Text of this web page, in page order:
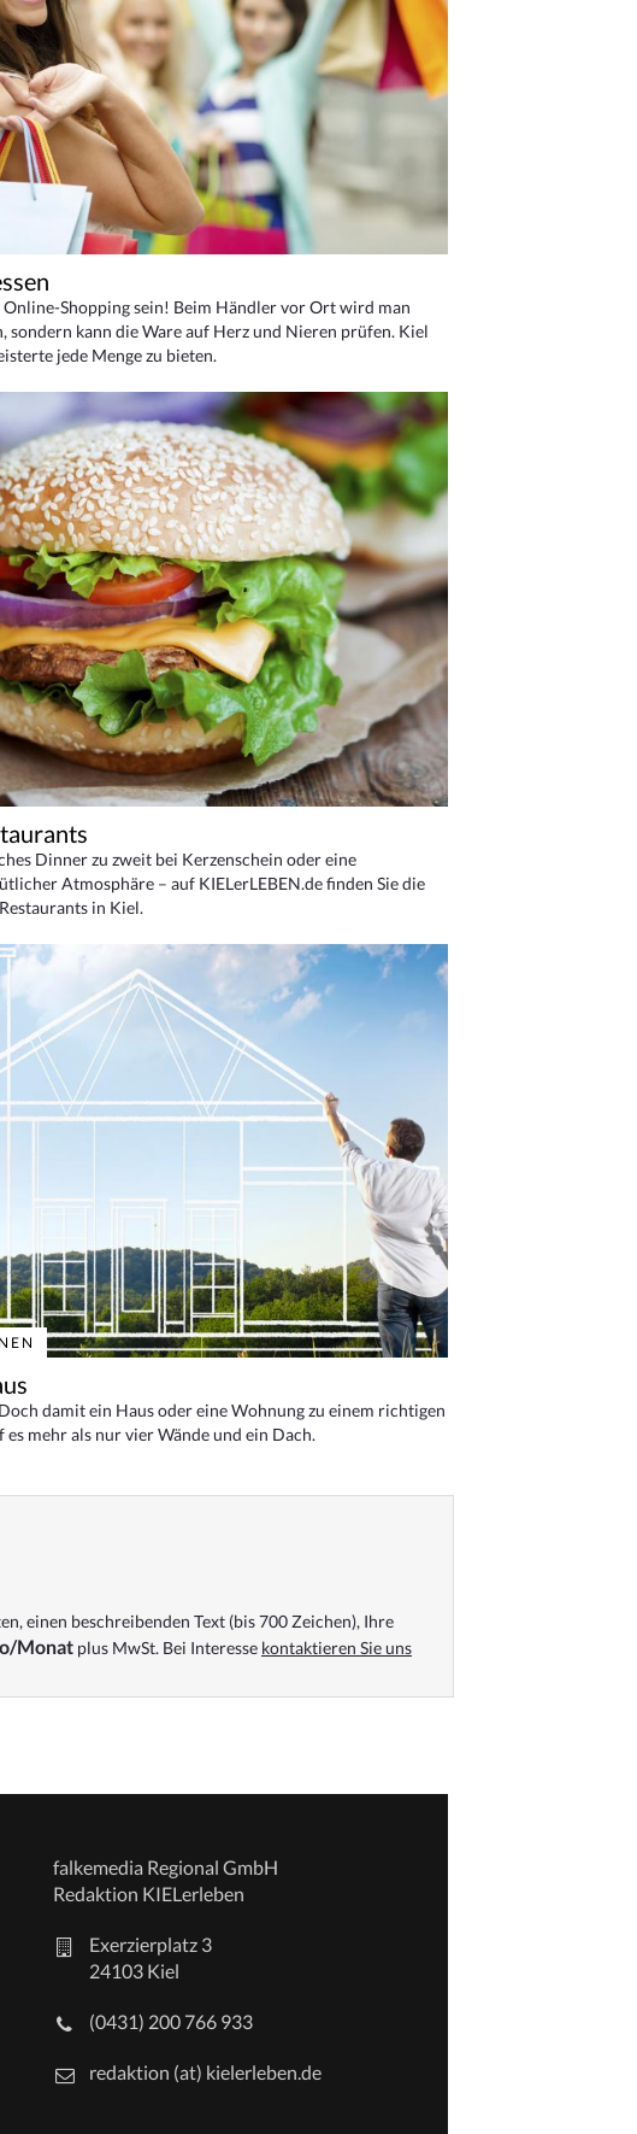
Online-Shopping sein! Beim Händler vor Ort wird man
sondern kann die Ware auf Herz und Nieren prüfen. Kiel
jede Menge zu bieten.
Dinner zu zweit bei Kerzenschein oder eine
Atmosphäre – auf KIELerLEBEN.de finden Sie die
in Kiel.
damit ein Haus oder eine Wohnung zu einem richtigen
mehr als nur vier Wände und ein Dach.
einen beschreibenden Text (bis 700 Zeichen), Ihre
Monat plus MwSt. Bei Interesse kontaktieren Sie uns
falkemedia Regional GmbH
Redaktion KIELerleben
Exerzierplatz 3
24103 Kiel
(0431) 200 766 933
redaktion (at) kielerleben.de